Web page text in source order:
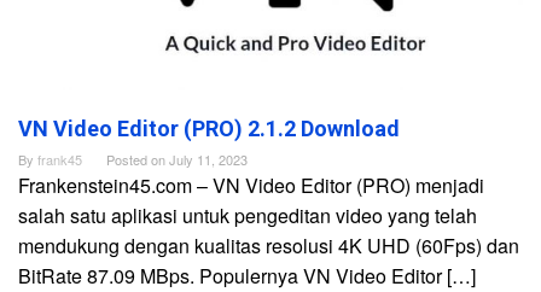
VN Video Editor (PRO) 2.1.2 Download
By frank45 Posted onJuly 11, 2023
Frankenstein45.com – VN Video Editor (PRO) menjadi
salah satu aplikasi untuk pengeditan video yang telah
mendukung dengan kualitas resolusi 4K UHD (60Fps) dan
BitRate 87.09 MBps. Populernya VN Video Editor […]